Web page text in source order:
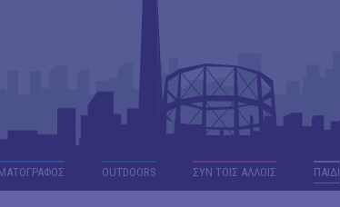
OUTDΟORS ΣΥΝ ΤΟΙΣ ΑΛΛΟΙΣ ΠΑΙΔΙ